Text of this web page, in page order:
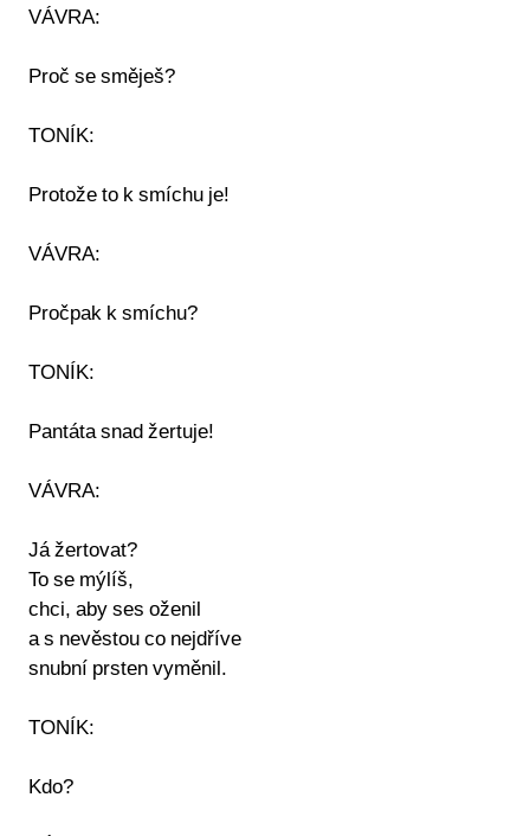
VÁVRA:
Proč se směješ?
TONÍK:
Protože to k smíchu je!
VÁVRA:
Pročpak k smíchu?
TONÍK:
Pantáta snad žertuje!
VÁVRA:
Já žertovat?
To se mýlíš,
chci, aby ses oženil
a s nevěstou co nejdříve
snubní prsten vyměnil.
TONÍK:
Kdo?